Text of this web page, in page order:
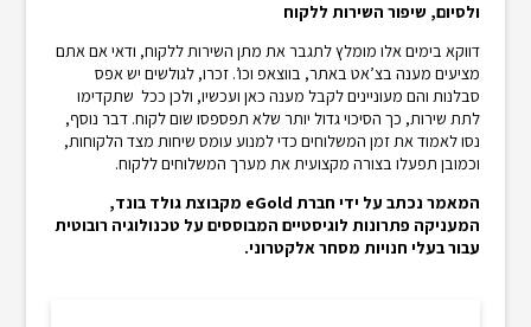
ולסיום, שיפור השירות ללקוח
דווקא בימים אלו מומלץ לתגבר את מתן השירות ללקוח, ודאי אם אתם
מציעים מענה בצ’אט באתר, בווצאפ וכו’. זכרו, לגולשים יש אפס
סבלנות והם מעוניינים לקבל מענה כאן ועכשיו, ולכן ככל שתקדימו
לתת שירות, כך הסיכוי גדול יותר שלא תפספסו שום לקוח. דבר נוסף,
נסו לאמוד את זמן המשלוחים כדי למנוע עומס שיחות מצד הלקוחות,
וכמובן תפעלו בצורה מקצועית את מערך המשלוחים ללקוח.
המאמר נכתבעל ידי חברת
eGold מקבוצת גולד בונד,
המעניקה פתרונות לוגיסטיים המבוססים על טכנולוגיה רובוטית
עבור בעלי חנויות מסחר אלקטרוני.